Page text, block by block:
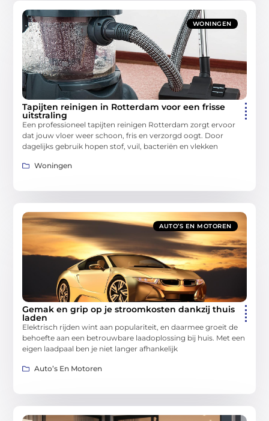
WONINGEN
Tapijten reinigen in Rotterdam voor een frisse
uitstraling
Een professioneel tapijten reinigen Rotterdam zorgt ervoor
dat jouw vloer weer schoon, fris en verzorgd oogt. Door
dagelijks gebruik hopen stof, vuil, bacteriën en vlekken
Woningen
AUTO’S EN MOTOREN
Gemak en grip op je stroomkosten dankzij thuis
laden
Elektrisch rijden wint aan populariteit, en daarmee groeit de
behoefte aan een betrouwbare laadoplossing bij huis. Met een
eigen laadpaal ben je niet langer afhankelijk
Auto’s En Motoren